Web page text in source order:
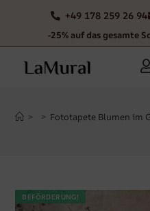
+49 178 259 26 94
-25% auf das gesamte
> > Fototapete Blumen im
BEFÖRDERUNG!